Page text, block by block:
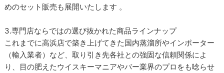
めのセット販売も展開いたします 。
3.専門店ならではの選び抜かれた商品ラインナップ
これまでに高浜店で築き上げてきた国内蒸溜所やインポーター
（輸入業者）など、取り引き先各社との強固な信頼関係によ
り、目の肥えたウイスキーマニアやバー業界のプロをも唸らせ